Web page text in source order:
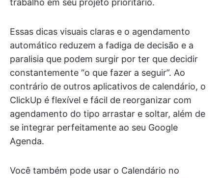
trabalho em seu projeto prioritário.
Essas dicas visuais claras e o agendamento
automático reduzem a fadiga de decisão e a
paralisia que podem surgir por ter que decidir
constantemente “o que fazer a seguir”. Ao
contrário de outros aplicativos de calendário, o
ClickUp é flexível e fácil de reorganizar com
agendamento do tipo arrastar e soltar, além de
se integrar perfeitamente ao seu Google
Agenda.
Você também pode usar o Calendário no